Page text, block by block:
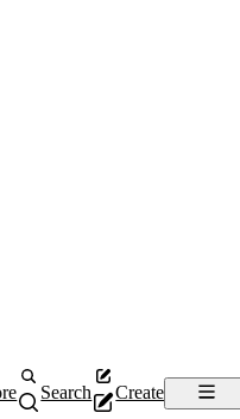
Search Create